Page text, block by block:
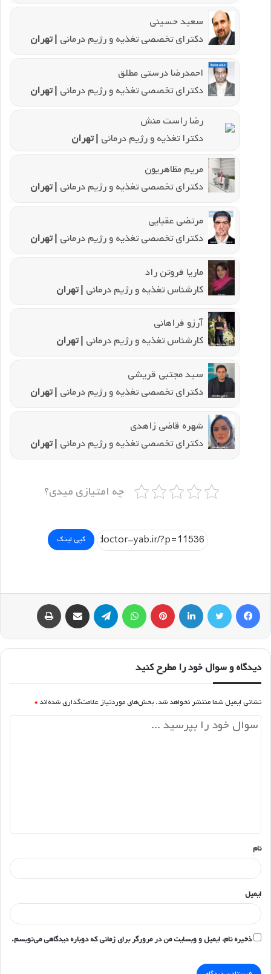
سعید حسینی
دکترای تخصصی تغذیه و رژیم درمانی | تهران
احمدرضا درستی مطلق
دکترای تخصصی تغذیه و رژیم درمانی | تهران
رضا راست منش
دکترا تغذیه و رژیم درمانی | تهران
مریم مظاهریون
دکترای تخصصی تغذیه و رژیم درمانی | تهران
مرتضی عقبایی
دکترای تخصصی تغذیه و رژیم درمانی | تهران
ماریا فروتن راد
کارشناس تغذیه و رژیم درمانی | تهران
آرزو فراهانی
کارشناس تغذیه و رژیم درمانی | تهران
سید مجتبی قریشی
دکترای تخصصی تغذیه و رژیم درمانی | تهران
شهره قاضی زاهدی
دکترای تخصصی تغذیه و رژیم درمانی | تهران
چه امتیازی میدی؟
کپی لینک
فیسبوک توییتر لینکداین پینتریست تلگرام اشتراک گذاری با ایمیل
دیدگاه و سوال خود را مطرح کنید
نشانی ایمیل شما منتشر نخواهد شد. بخش‌های موردنیاز علامت‌گذاری شده‌اند *
*
نام
ایمیل
ذخیره نام، ایمیل و وبسایت من در مرورگر برای زمانی که دوباره دیدگاهی می‌نویسم.